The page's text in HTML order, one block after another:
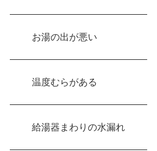
お湯の出が悪い
温度むらがある
給湯器まわりの水漏れ